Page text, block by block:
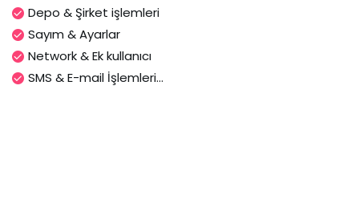
Depo & Şirket işlemleri
Sayım & Ayarlar
Network & Ek kullanıcı
SMS & E-mail İşlemleri...